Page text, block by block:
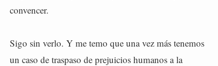
convencer.
Sigo sin verlo. Y me temo que una vez más tenemos
un caso de traspaso de prejuicios humanos a la